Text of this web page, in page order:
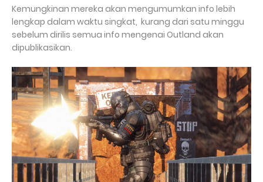
Kemungkinan mereka akan mengumumkan info lebih
lengkap dalam waktu singkat, kurang dari satu minggu
sebelum dirilis semua info mengenai Outland akan
dipublikasikan.